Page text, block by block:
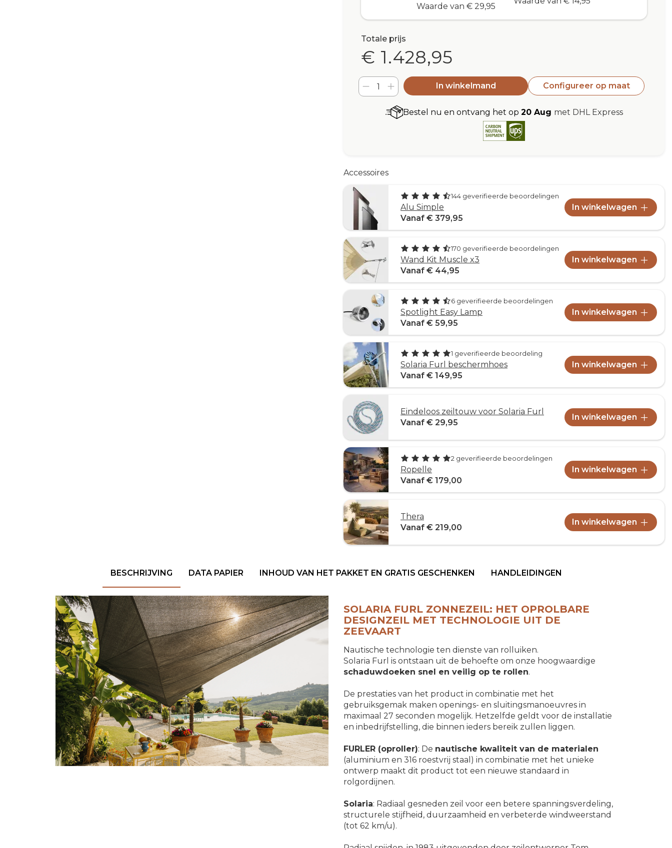
Waarde van € 29,95
Totale prijs
€ 1.428,95
In winkelmand Configureer op maat
Bestel nu en ontvang het op 20 Aug met DHL Express
Accessoires
144 geverifieerde beoordelingen
Alu Simple
Vanaf € 379,95
In winkelwagen
170 geverifieerde beoordelingen
Wand Kit Muscle x3
Vanaf € 44,95
In winkelwagen
6 geverifieerde beoordelingen
Spotlight Easy Lamp
Vanaf € 59,95
In winkelwagen
1 geverifieerde beoordeling
Solaria Furl beschermhoes
Vanaf € 149,95
In winkelwagen
Eindeloos zeiltouw voor Solaria Furl
Vanaf € 29,95
In winkelwagen
2 geverifieerde beoordelingen
Ropelle
Vanaf € 179,00
In winkelwagen
Thera
Vanaf € 219,00
In winkelwagen
BESCHRIJVING DATA PAPIER INHOUD VAN HET PAKKET EN GRATIS GESCHENKEN HANDLEIDINGEN
SOLARIA FURL ZONNEZEIL: HET OPROLBARE
DESIGNZEIL MET TECHNOLOGIE UIT DE
ZEEVAART
Nautische technologie ten dienste van rolluiken.
Solaria Furl is ontstaan uit de behoefte om onze hoogwaardige
schaduwdoeken snel en veilig op te rollen.
De prestaties van het product in combinatie met het
gebruiksgemak maken openings- en sluitingsmanoeuvres in
maximaal 27 seconden mogelijk. Hetzelfde geldt voor de installatie
en inbedrijfstelling, die binnen ieders bereik zullen liggen.
FURLER (oproller): De nautische kwaliteit van de materialen
(aluminium en 316 roestvrij staal) in combinatie met het unieke
ontwerp maakt dit product tot een nieuwe standaard in
rolgordijnen.
Solaria: Radiaal gesneden zeil voor een betere spanningsverdeling,
structurele stijfheid, duurzaamheid en verbeterde windweerstand
(tot 62 km/u).